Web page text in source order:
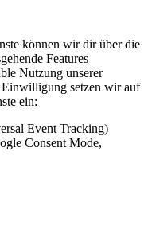
können wir dir über die
Features
Nutzung unserer
setzen wir auf
ein:
Event Tracking)
Consent Mode,